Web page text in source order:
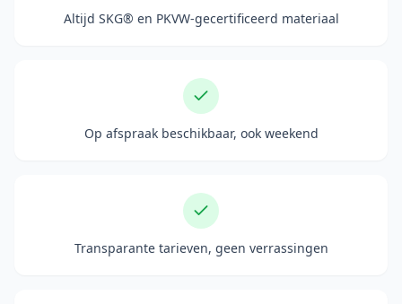
Altijd SKG® en PKVW-gecertificeerd materiaal
Op afspraak beschikbaar, ook weekend
Transparante tarieven, geen verrassingen